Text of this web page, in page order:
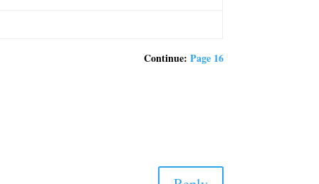
Continue: Page 16